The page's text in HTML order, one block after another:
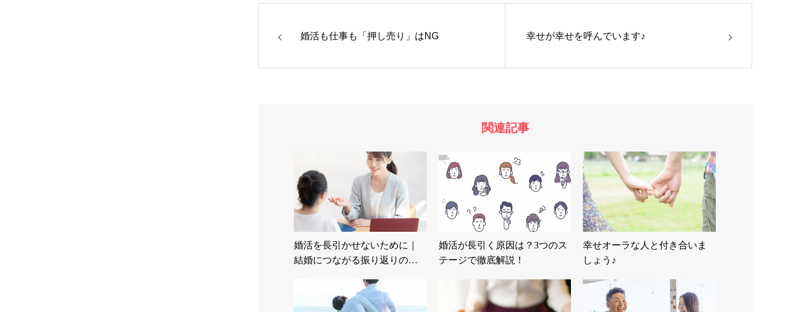
婚活も仕事も「押し売り」はNG 幸せが幸せを呼んでいます♪
関連記事
婚活を長引かせないために｜
結婚につながる振り返りの…
婚活が長引く原因は？3つのス
テージで徹底解説！
幸せオーラな人と付き合いま
しょう♪